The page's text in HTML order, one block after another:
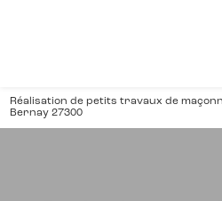
Réalisation de petits travaux de
Bernay 27300